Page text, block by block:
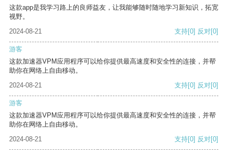
这款app是我学习路上的良师益友，让我能够随时随地学习新知识，拓宽
视野。
2024-08-21
支持[0] 反对[0]
游客
这款加速器VPM应用程序可以给你提供最高速度和安全性的连接，并帮
助你在网络上自由移动。
2024-08-21
支持[0] 反对[0]
游客
这款加速器VPM应用程序可以给你提供最高速度和安全性的连接，并帮
助你在网络上自由移动。
2024-08-21
支持[0] 反对[0]